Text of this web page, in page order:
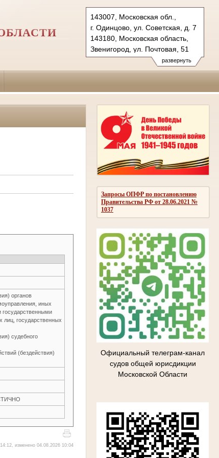
развернуть
143007, Московская обл.,
г. Одинцово, ул. Советская, д. 7
143180, Московская область,
Звенигород, ул. Почтовая, 51
Тел.: (495)590-74-76 (гр.)
593-56-20 (уг.)
697 13 27 (кас канц.)
показать на карте
Запросы ОПФР по постановлению
Правительства РФ от 28.06.2021 №
1037
Официальный телеграм-канал
судов общей юрисдикции
Московской Области
органов
иных
государственными
государственных
судебного
(бездействия)
изменено 04.08.2026 10:04